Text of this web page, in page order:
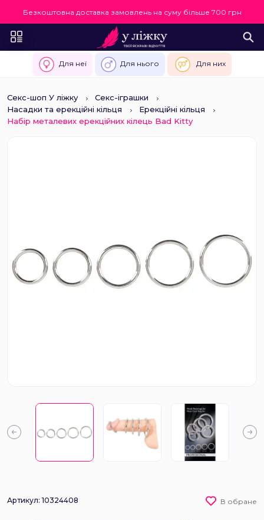
Безкоштовна доставка замовлень на суму більше 700 грн
Для неї Для нього Для них
Секс-шоп У ліжку
Секс-іграшки
Насадки та ерекційні кільця
Ерекційні кільця
Набір металевих ерекційних кілець Bad Kitty
Артикул: 10324408 В обране